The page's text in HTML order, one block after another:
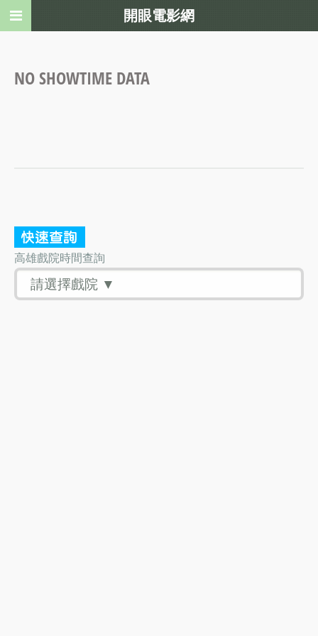
NO SHOWTIME DATA
高雄戲院時間查詢
開眼電影網